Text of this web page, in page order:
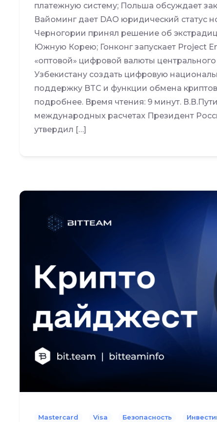
платежную систему; Польша обсуждает
Вайоминг дает DAO юридический статус
Черногории принял решение об
Южную Корею; Гонконг запускает Project
«оптовой» цифровой валюты
Узбекистану создать цифровую
поддержку BTC и функции обмена
подробнее. Время чтения: 9 минут.
международных расчетах Президент
утвердил […]
Mastercard Visa Безопасность